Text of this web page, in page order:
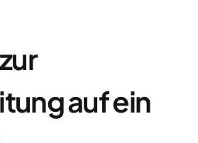
auf ein